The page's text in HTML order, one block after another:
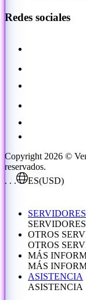
Redes sociales
Copyright 2026 ©
reservados.
. . .
ES(USD)
OTROS
OTROS
MÁS
MÁS
ASISTENCIA
ASISTENCIA